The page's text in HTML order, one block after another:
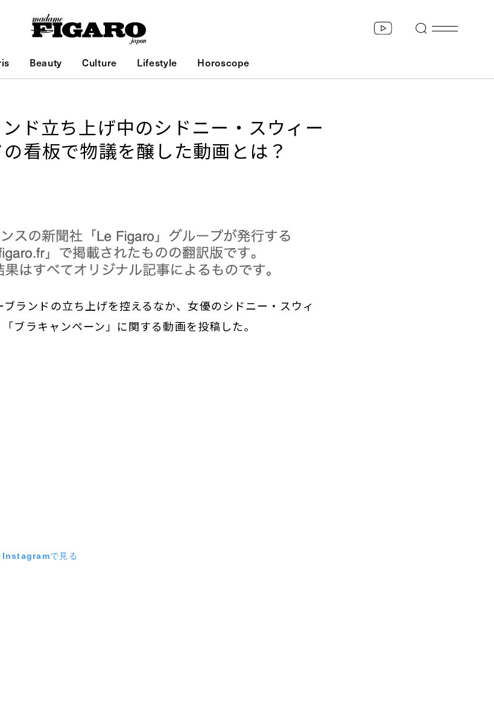
Beauty Culture Lifestyle Horoscope
ド立ち上げ中のシドニー・スウィー
看板で物議を醸した動画とは？
ブランドの立ち上げを控えるなか、女優のシドニー・スウィ
ブラキャンペーン」に関する動画を投稿した。
Instagramで見る